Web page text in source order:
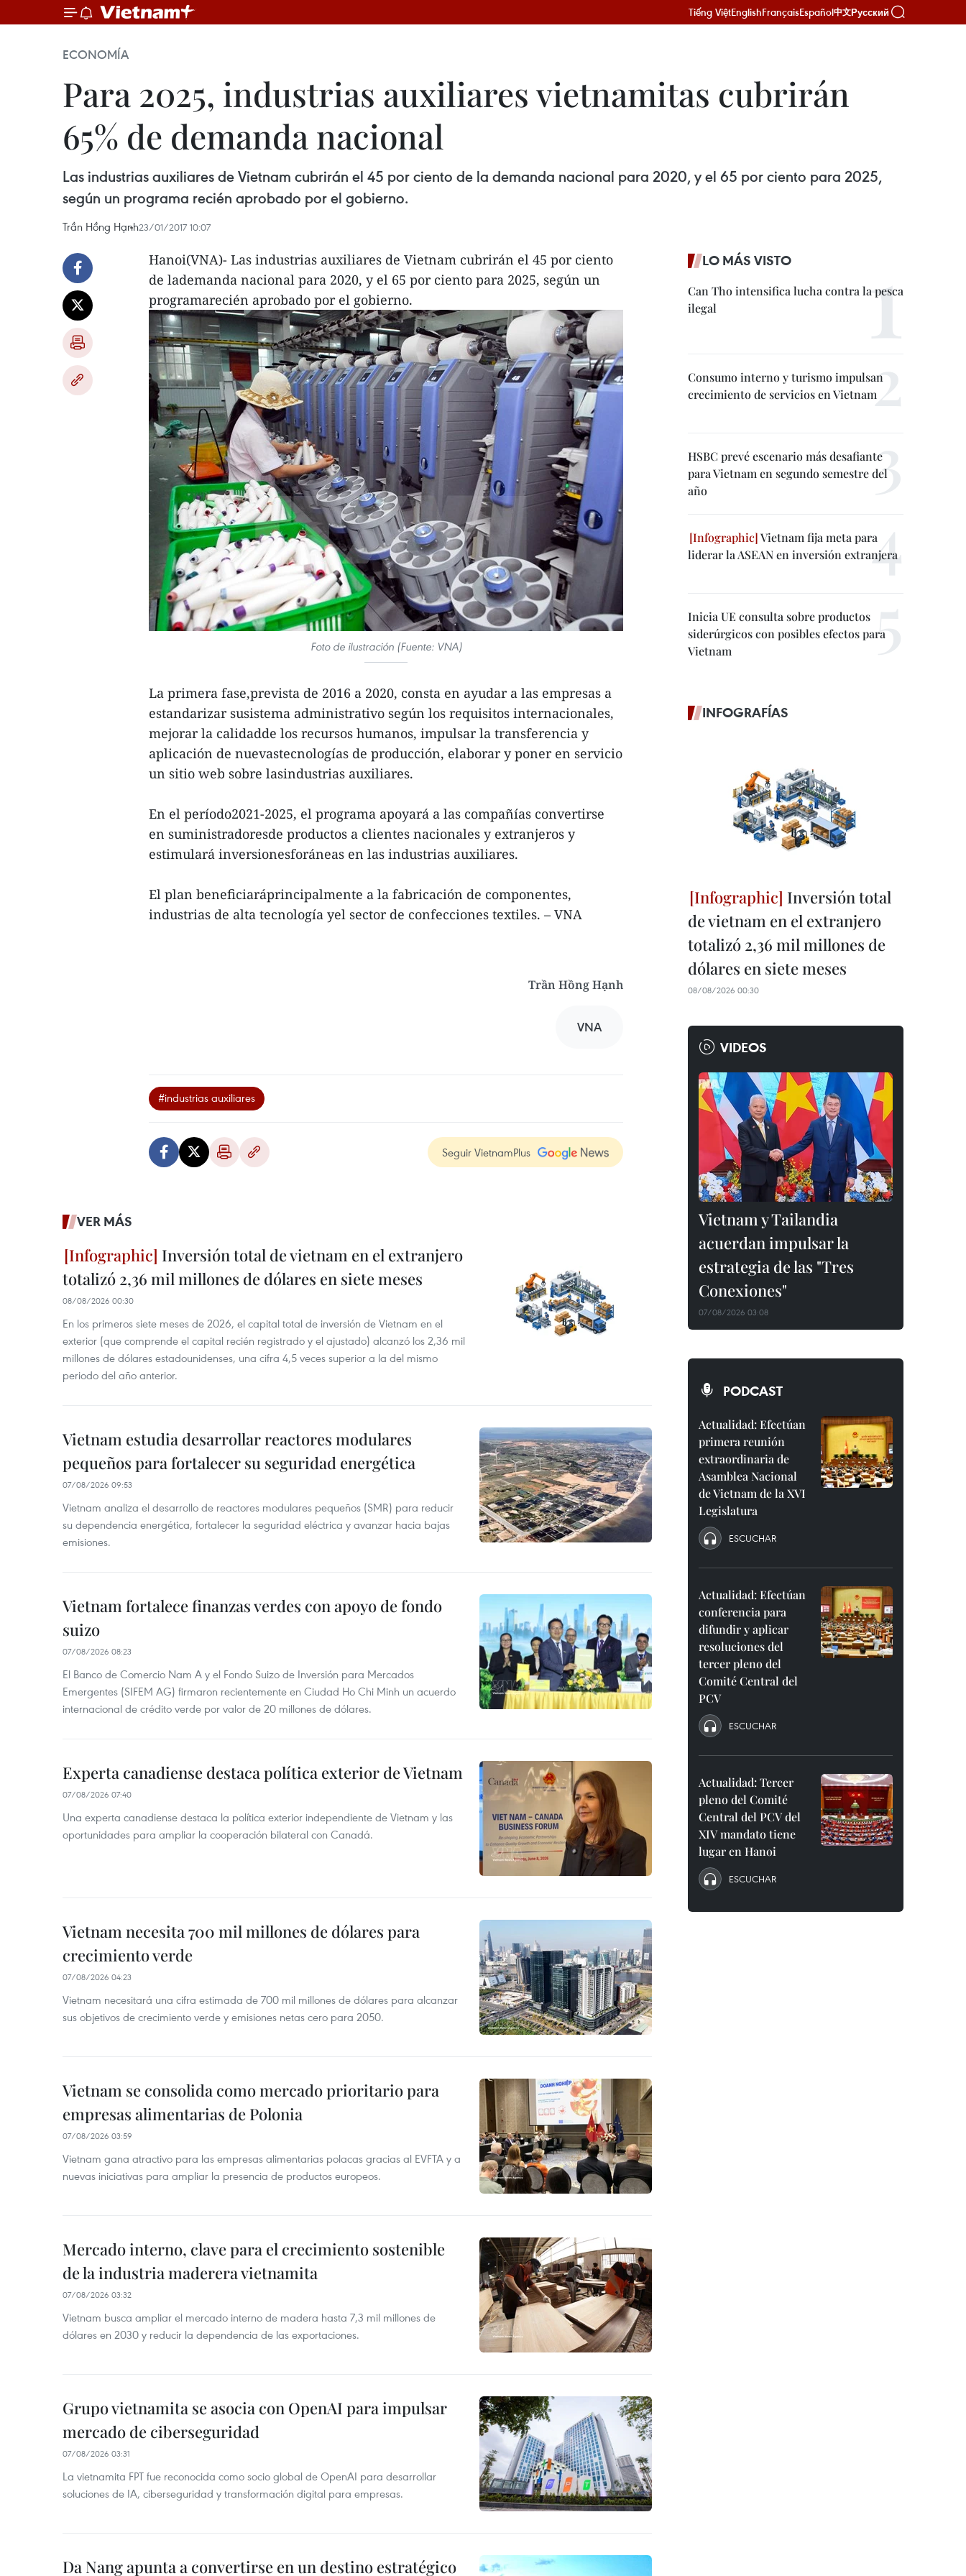
Tiếng ViệtEnglishFrançaisEspañol中文Русский
ECONOMÍA
Para 2025, industrias auxiliares vietnamitas cubrirán
65% de demanda nacional
Las industrias auxiliares de Vietnam cubrirán el 45 por ciento de la demanda nacional para 2020, y el 65 por ciento para 2025,
según un programa recién aprobado por el gobierno.
Trần Hồng Hạnh23/01/2017 10:07
Hanoi(VNA)- Las industrias auxiliares de Vietnam cubrirán el 45 por ciento
de lademanda nacional para 2020, y el 65 por ciento para 2025, según un
programarecién aprobado por el gobierno.
Foto de ilustración (Fuente: VNA)
La primera fase,prevista de 2016 a 2020, consta en ayudar a las empresas a
estandarizar susistema administrativo según los requisitos internacionales,
mejorar la calidadde los recursos humanos, impulsar la transferencia y
aplicación de nuevastecnologías de producción, elaborar y poner en servicio
un sitio web sobre lasindustrias auxiliares.
En el período2021-2025, el programa apoyará a las compañías convertirse
en suministradoresde productos a clientes nacionales y extranjeros y
estimulará inversionesforáneas en las industrias auxiliares.
El plan beneficiaráprincipalmente a la fabricación de componentes,
industrias de alta tecnología yel sector de confecciones textiles. – VNA
Trần Hồng Hạnh
VNA
#industrias auxiliares
Seguir VietnamPlus
VER MÁS
Inversión total de vietnam en el extranjero
totalizó 2,36 mil millones de dólares en siete meses
08/08/2026 00:30
En los primeros siete meses de 2026, el capital total de inversión de Vietnam en el
exterior (que comprende el capital recién registrado y el ajustado) alcanzó los 2,36 mil
millones de dólares estadounidenses, una cifra 4,5 veces superior a la del mismo
periodo del año anterior.
Vietnam estudia desarrollar reactores modulares
pequeños para fortalecer su seguridad energética
07/08/2026 09:53
Vietnam analiza el desarrollo de reactores modulares pequeños (SMR) para reducir
su dependencia energética, fortalecer la seguridad eléctrica y avanzar hacia bajas
emisiones.
Vietnam fortalece finanzas verdes con apoyo de fondo
suizo
07/08/2026 08:23
El Banco de Comercio Nam A y el Fondo Suizo de Inversión para Mercados
Emergentes (SIFEM AG) firmaron recientemente en Ciudad Ho Chi Minh un acuerdo
internacional de crédito verde por valor de 20 millones de dólares.
Experta canadiense destaca política exterior de Vietnam
07/08/2026 07:40
Una experta canadiense destaca la política exterior independiente de Vietnam y las
oportunidades para ampliar la cooperación bilateral con Canadá.
Vietnam necesita 700 mil millones de dólares para
crecimiento verde
07/08/2026 04:23
Vietnam necesitará una cifra estimada de 700 mil millones de dólares para alcanzar
sus objetivos de crecimiento verde y emisiones netas cero para 2050.
Vietnam se consolida como mercado prioritario para
empresas alimentarias de Polonia
07/08/2026 03:59
Vietnam gana atractivo para las empresas alimentarias polacas gracias al EVFTA y a
nuevas iniciativas para ampliar la presencia de productos europeos.
Mercado interno, clave para el crecimiento sostenible
de la industria maderera vietnamita
07/08/2026 03:32
Vietnam busca ampliar el mercado interno de madera hasta 7,3 mil millones de
dólares en 2030 y reducir la dependencia de las exportaciones.
Grupo vietnamita se asocia con OpenAI para impulsar
mercado de ciberseguridad
07/08/2026 03:31
La vietnamita FPT fue reconocida como socio global de OpenAI para desarrollar
soluciones de IA, ciberseguridad y transformación digital para empresas.
Da Nang apunta a convertirse en un destino estratégico
LO MÁS VISTO
Can Tho intensifica lucha contra la pesca
ilegal
Consumo interno y turismo impulsan
crecimiento de servicios en Vietnam
HSBC prevé escenario más desafiante
para Vietnam en segundo semestre del
año
Vietnam fija meta para
liderar la ASEAN en inversión extranjera
Inicia UE consulta sobre productos
siderúrgicos con posibles efectos para
Vietnam
INFOGRAFÍAS
Inversión total
de vietnam en el extranjero
totalizó 2,36 mil millones de
dólares en siete meses
08/08/2026 00:30
VIDEOS
Vietnam y Tailandia
acuerdan impulsar la
estrategia de las "Tres
Conexiones"
07/08/2026 03:08
PODCAST
Actualidad: Efectúan
primera reunión
extraordinaria de
Asamblea Nacional
de Vietnam de la XVI
Legislatura
ESCUCHAR
Actualidad: Efectúan
conferencia para
difundir y aplicar
resoluciones del
tercer pleno del
Comité Central del
PCV
ESCUCHAR
Actualidad: Tercer
pleno del Comité
Central del PCV del
XIV mandato tiene
lugar en Hanoi
ESCUCHAR